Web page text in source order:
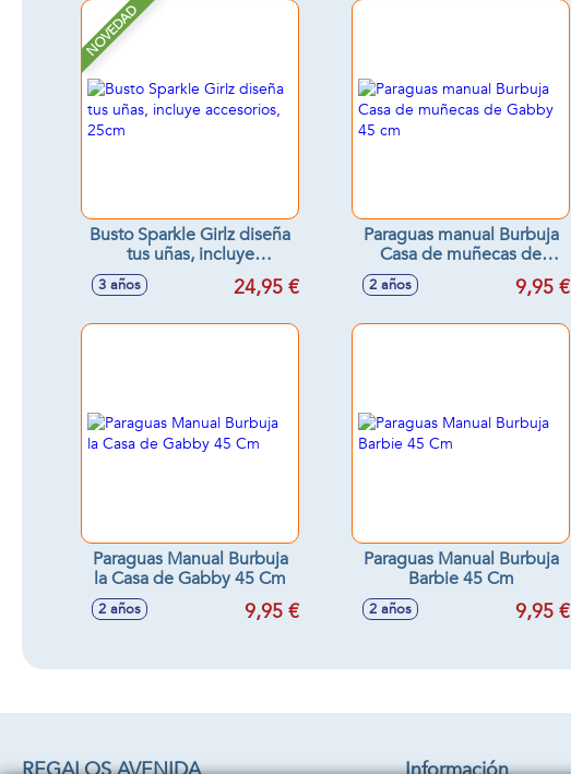
NOVEDAD
Busto Sparkle Girlz diseña
tus uñas, incluye
accesorios, 25cm
3 años 24,95 €
Paraguas manual Burbuja
Casa de muñecas de
Gabby 45 cm
2 años 9,95 €
Paraguas Manual Burbuja
la Casa de Gabby 45 Cm
2 años 9,95 €
Paraguas Manual Burbuja
Barbie 45 Cm
2 años 9,95 €